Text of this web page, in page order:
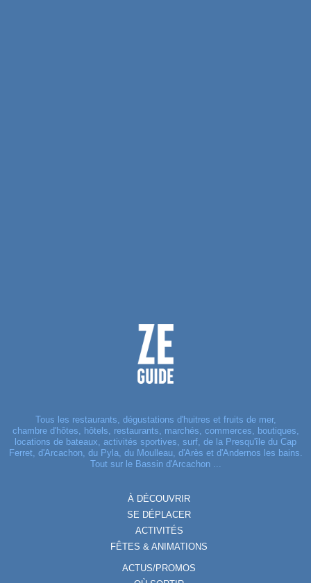
Tous les restaurants, dégustations d'huitres et fruits de mer,
chambre d'hôtes, hôtels, restaurants, marchés, commerces, boutiques,
locations de bateaux, activités sportives, surf, de la Presqu'île du Cap
Ferret, d'Arcachon, du Pyla, du Moulleau, d'Arès et d'Andernos les bains.
Tout sur le Bassin d'Arcachon ...
À DÉCOUVRIR
SE DÉPLACER
ACTIVITÉS
FÊTES & ANIMATIONS
ACTUS/PROMOS